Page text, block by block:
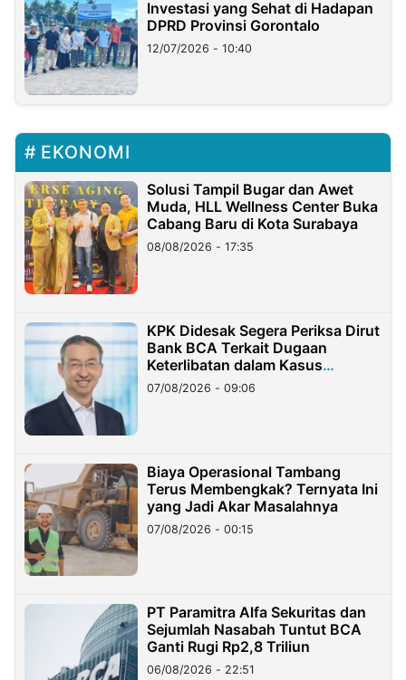
Investasi yang Sehat di Hadapan
DPRD Provinsi Gorontalo
12/07/2026 - 10:40
EKONOMI
Solusi Tampil Bugar dan Awet
Muda, HLL Wellness Center Buka
Cabang Baru di Kota Surabaya
08/08/2026 - 17:35
KPK Didesak Segera Periksa Dirut
Bank BCA Terkait Dugaan
Keterlibatan dalam Kasus
Hilangnya Dana Nasabah Rp2,58
Miliar
07/08/2026 - 09:06
Biaya Operasional Tambang
Terus Membengkak? Ternyata Ini
yang Jadi Akar Masalahnya
07/08/2026 - 00:15
PT Paramitra Alfa Sekuritas dan
Sejumlah Nasabah Tuntut BCA
Ganti Rugi Rp2,8 Triliun
06/08/2026 - 22:51